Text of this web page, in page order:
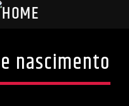
nascimento